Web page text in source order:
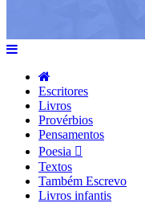
Escritores
Livros
Provérbios
Pensamentos
Poesia
Textos
Também Escrevo
Livros infantis